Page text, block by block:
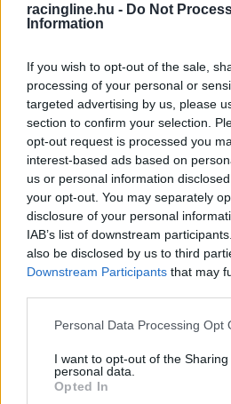
racingline.hu - Do Not
Information
If you wish to opt-out of the sale,
processing of your personal or
targeted advertising by us, please
section to confirm your selection.
opt-out request is processed you
interest-based ads based on
us or personal information
your opt-out. You may separately
disclosure of your personal
IAB’s list of downstream
also be disclosed by us to third
Downstream Participants that may
Please note that this website/app
not limited to your visit or usage
grant or deny consent to Google
use your data for below specified
Personal Data Processing Opt
I want to opt-out of the
personal data.
Opted In
Russell szabványméretű
Ericsson egészségesebb, mióta